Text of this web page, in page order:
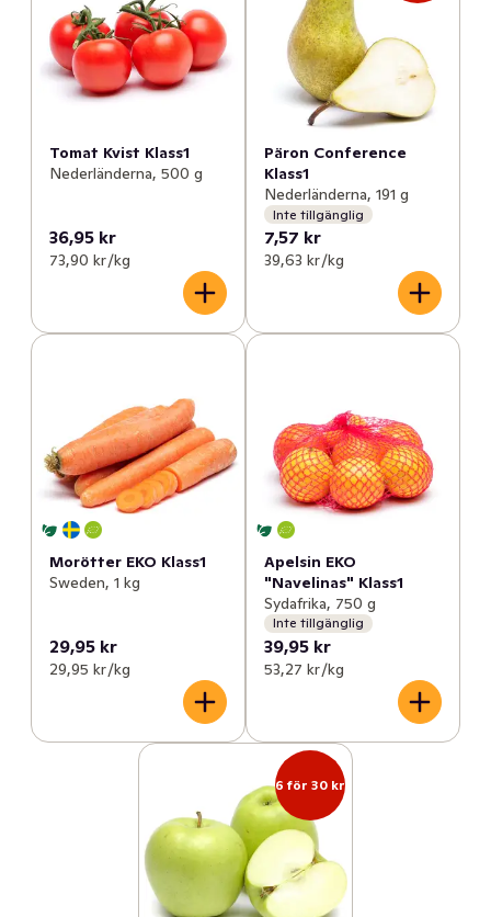
Tomat Kvist Klass1
Nederländerna, 500 g
36,95 kr
73,90 kr /kg
Päron Conference
Klass1
Nederländerna, 191 g
Inte tillgänglig
7,57 kr
39,63 kr /kg
Morötter EKO Klass1
Sweden, 1 kg
29,95 kr
29,95 kr /kg
Apelsin EKO
"Navelinas" Klass1
Sydafrika, 750 g
Inte tillgänglig
39,95 kr
53,27 kr /kg
6 för 30 kr